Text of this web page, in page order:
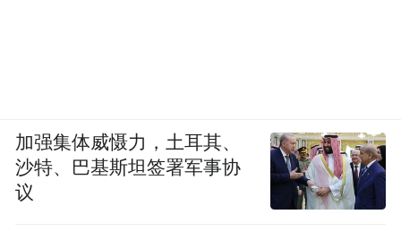
加强集体威慑力，土耳其、
沙特、巴基斯坦签署军事协
议